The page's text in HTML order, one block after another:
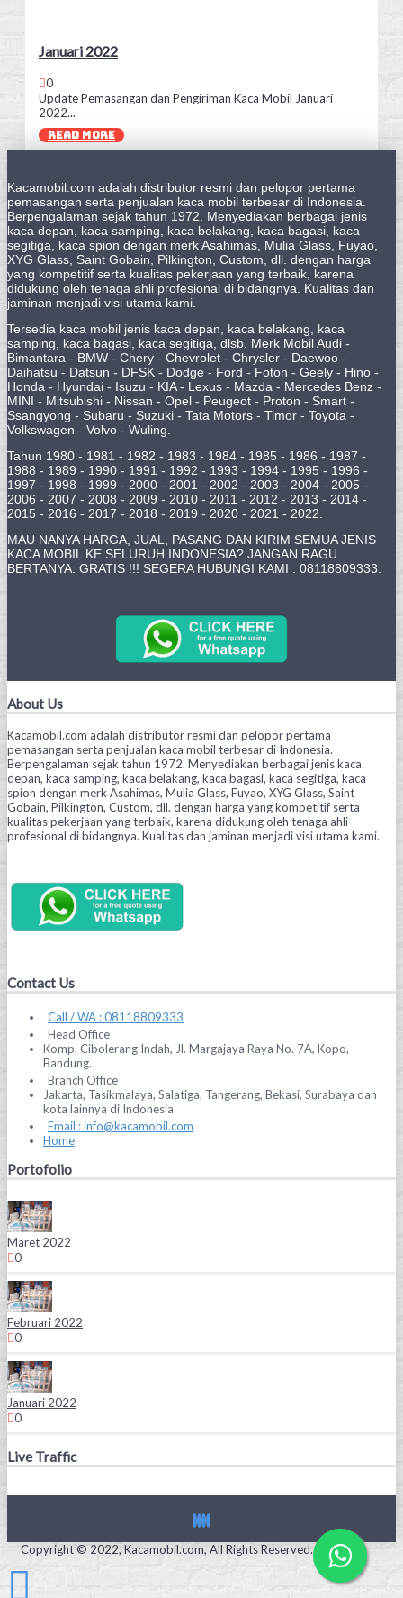
Januari 2022
0
Update Pemasangan dan Pengiriman Kaca Mobil Januari
2022...
READ MORE
Kacamobil.com adalah distributor resmi dan pelopor pertama
pemasangan serta penjualan kaca mobil terbesar di Indonesia.
Berpengalaman sejak tahun 1972. Menyediakan berbagai jenis
kaca depan, kaca samping, kaca belakang, kaca bagasi, kaca
segitiga, kaca spion dengan merk Asahimas, Mulia Glass, Fuyao,
XYG Glass, Saint Gobain, Pilkington, Custom, dll. dengan harga
yang kompetitif serta kualitas pekerjaan yang terbaik, karena
didukung oleh tenaga ahli profesional di bidangnya. Kualitas dan
jaminan menjadi visi utama kami.
Tersedia kaca mobil jenis kaca depan, kaca belakang, kaca
samping, kaca bagasi, kaca segitiga, dlsb. Merk Mobil Audi -
Bimantara - BMW - Chery - Chevrolet - Chrysler - Daewoo -
Daihatsu - Datsun - DFSK - Dodge - Ford - Foton - Geely - Hino -
Honda - Hyundai - Isuzu - KIA - Lexus - Mazda - Mercedes Benz -
MINI - Mitsubishi - Nissan - Opel - Peugeot - Proton - Smart -
Ssangyong - Subaru - Suzuki - Tata Motors - Timor - Toyota -
Volkswagen - Volvo - Wuling.
Tahun 1980 - 1981 - 1982 - 1983 - 1984 - 1985 - 1986 - 1987 -
1988 - 1989 - 1990 - 1991 - 1992 - 1993 - 1994 - 1995 - 1996 -
1997 - 1998 - 1999 - 2000 - 2001 - 2002 - 2003 - 2004 - 2005 -
2006 - 2007 - 2008 - 2009 - 2010 - 2011 - 2012 - 2013 - 2014 -
2015 - 2016 - 2017 - 2018 - 2019 - 2020 - 2021 - 2022.
MAU NANYA HARGA, JUAL, PASANG DAN KIRIM SEMUA JENIS
KACA MOBIL KE SELURUH INDONESIA? JANGAN RAGU
BERTANYA. GRATIS !!! SEGERA HUBUNGI KAMI : 08118809333.
About Us
Kacamobil.com adalah distributor resmi dan pelopor pertama
pemasangan serta penjualan kaca mobil terbesar di Indonesia.
Berpengalaman sejak tahun 1972. Menyediakan berbagai jenis kaca
depan, kaca samping, kaca belakang, kaca bagasi, kaca segitiga, kaca
spion dengan merk Asahimas, Mulia Glass, Fuyao, XYG Glass, Saint
Gobain, Pilkington, Custom, dll. dengan harga yang kompetitif serta
kualitas pekerjaan yang terbaik, karena didukung oleh tenaga ahli
profesional di bidangnya. Kualitas dan jaminan menjadi visi utama kami.
Contact Us
Call / WA : 08118809333
Head Office
Komp. Cibolerang Indah, Jl. Margajaya Raya No. 7A, Kopo,
Bandung.
Branch Office
Jakarta, Tasikmalaya, Salatiga, Tangerang, Bekasi, Surabaya dan
kota lainnya di Indonesia
Email : info@kacamobil.com
Home
Portofolio
Maret 2022
0
Februari 2022
0
Januari 2022
0
Live Traffic
Copyright © 2022, Kacamobil.com, All Rights Reserved.